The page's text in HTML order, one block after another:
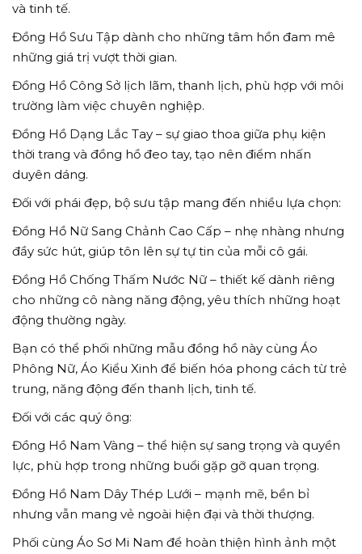
và tinh tế.
Đồng Hồ Sưu Tập dành cho những tâm hồn đam mê
những giá trị vượt thời gian.
Đồng Hồ Công Sở lịch lãm, thanh lịch, phù hợp với môi
trường làm việc chuyên nghiệp.
Đồng Hồ Dạng Lắc Tay – sự giao thoa giữa phụ kiện
thời trang và đồng hồ đeo tay, tạo nên điểm nhấn
duyên dáng.
Đối với phái đẹp, bộ sưu tập mang đến nhiều lựa chọn:
Đồng Hồ Nữ Sang Chảnh Cao Cấp – nhẹ nhàng nhưng
đầy sức hút, giúp tôn lên sự tự tin của mỗi cô gái.
Đồng Hồ Chống Thấm Nước Nữ – thiết kế dành riêng
cho những cô nàng năng động, yêu thích những hoạt
động thường ngày.
Bạn có thể phối những mẫu đồng hồ này cùng Áo
Phông Nữ, Áo Kiểu Xinh để biến hóa phong cách từ trẻ
trung, năng động đến thanh lịch, tinh tế.
Đối với các quý ông:
Đồng Hồ Nam Vàng – thể hiện sự sang trọng và quyền
lực, phù hợp trong những buổi gặp gỡ quan trọng.
Đồng Hồ Nam Dây Thép Lưới – mạnh mẽ, bền bỉ
nhưng vẫn mang vẻ ngoài hiện đại và thời thượng.
Phối cùng Áo Sơ Mi Nam để hoàn thiện hình ảnh một